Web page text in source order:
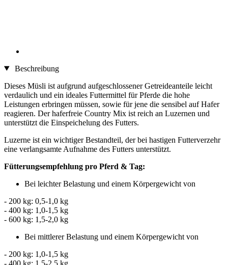
Beschreibung
Dieses Müsli ist aufgrund aufgeschlossener Getreideanteile leicht
verdaulich und ein ideales Futtermittel für Pferde die hohe
Leistungen erbringen müssen, sowie für jene die sensibel auf Hafer
reagieren. Der haferfreie Country Mix ist reich an Luzernen und
unterstützt die Einspeichelung des Futters.
Luzerne ist ein wichtiger Bestandteil, der bei hastigen Futterverzehr
eine verlangsamte Aufnahme des Futters unterstützt.
Fütterungsempfehlung pro Pferd & Tag:
Bei leichter Belastung und einem Körpergewicht von
- 200 kg: 0,5-1,0 kg
- 400 kg: 1,0-1,5 kg
- 600 kg: 1,5-2,0 kg
Bei mittlerer Belastung und einem Körpergewicht von
- 200 kg: 1,0-1,5 kg
- 400 kg: 1,5-2,5 kg